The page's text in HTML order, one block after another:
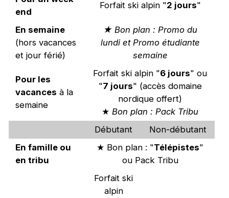
end
Forfait ski alpin "2 jours"
En semaine
(hors vacances
et jour férié)
★ Bon plan : Promo du
lundi et Promo étudiante
semaine
Pour les
vacances à la
semaine
Forfait ski alpin "6 jours" ou
"7 jours" (accès domaine
nordique offert)
★Bon plan : Pack Tribu
Débutant
Non-débutant
En famille ou
en tribu
★ Bon plan : "Télépistes"
ou Pack Tribu
Forfait ski
alpin